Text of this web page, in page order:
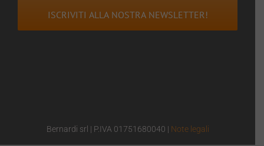
Bernardi srl | P.IVA 01751680040 | Note legali